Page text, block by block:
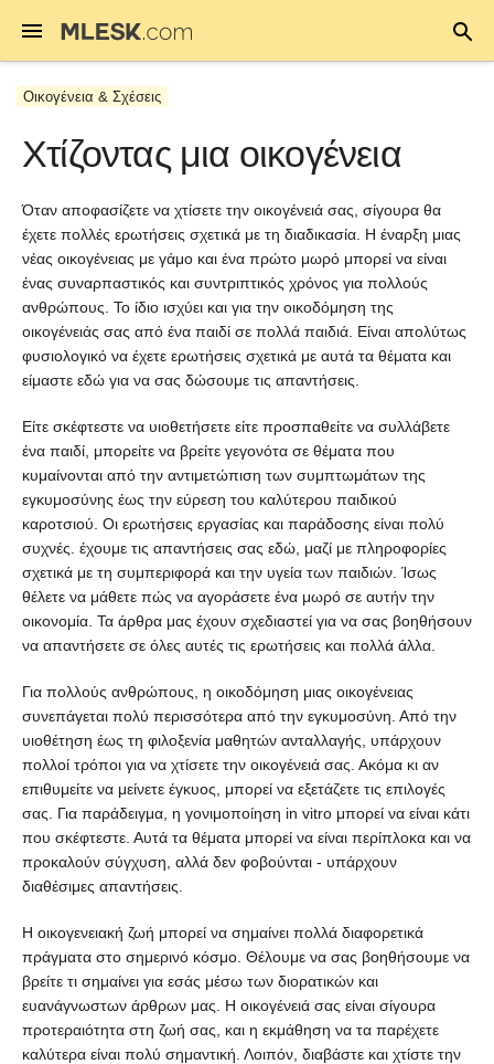
Οικογένεια & Σχέσεις
Χτίζοντας μια οικογένεια
Όταν αποφασίζετε να χτίσετε την οικογένειά σας, σίγουρα θα
έχετε πολλές ερωτήσεις σχετικά με τη διαδικασία. Η έναρξη μιας
νέας οικογένειας με γάμο και ένα πρώτο μωρό μπορεί να είναι
ένας συναρπαστικός και συντριπτικός χρόνος για πολλούς
ανθρώπους. Το ίδιο ισχύει και για την οικοδόμηση της
οικογένειάς σας από ένα παιδί σε πολλά παιδιά. Είναι απολύτως
φυσιολογικό να έχετε ερωτήσεις σχετικά με αυτά τα θέματα και
είμαστε εδώ για να σας δώσουμε τις απαντήσεις.
Είτε σκέφτεστε να υιοθετήσετε είτε προσπαθείτε να συλλάβετε
ένα παιδί, μπορείτε να βρείτε γεγονότα σε θέματα που
κυμαίνονται από την αντιμετώπιση των συμπτωμάτων της
εγκυμοσύνης έως την εύρεση του καλύτερου παιδικού
καροτσιού. Οι ερωτήσεις εργασίας και παράδοσης είναι πολύ
συχνές. έχουμε τις απαντήσεις σας εδώ, μαζί με πληροφορίες
σχετικά με τη συμπεριφορά και την υγεία των παιδιών. Ίσως
θέλετε να μάθετε πώς να αγοράσετε ένα μωρό σε αυτήν την
οικονομία. Τα άρθρα μας έχουν σχεδιαστεί για να σας βοηθήσουν
να απαντήσετε σε όλες αυτές τις ερωτήσεις και πολλά άλλα.
Για πολλούς ανθρώπους, η οικοδόμηση μιας οικογένειας
συνεπάγεται πολύ περισσότερα από την εγκυμοσύνη. Από την
υιοθέτηση έως τη φιλοξενία μαθητών ανταλλαγής, υπάρχουν
πολλοί τρόποι για να χτίσετε την οικογένειά σας. Ακόμα κι αν
επιθυμείτε να μείνετε έγκυος, μπορεί να εξετάζετε τις επιλογές
σας. Για παράδειγμα, η γονιμοποίηση in vitro μπορεί να είναι κάτι
που σκέφτεστε. Αυτά τα θέματα μπορεί να είναι περίπλοκα και να
προκαλούν σύγχυση, αλλά δεν φοβούνται - υπάρχουν
διαθέσιμες απαντήσεις.
Η οικογενειακή ζωή μπορεί να σημαίνει πολλά διαφορετικά
πράγματα στο σημερινό κόσμο. Θέλουμε να σας βοηθήσουμε να
βρείτε τι σημαίνει για εσάς μέσω των διορατικών και
ευανάγνωστων άρθρων μας. Η οικογένειά σας είναι σίγουρα
προτεραιότητα στη ζωή σας, και η εκμάθηση να τα παρέχετε
καλύτερα είναι πολύ σημαντική. Λοιπόν, διαβάστε και χτίστε την